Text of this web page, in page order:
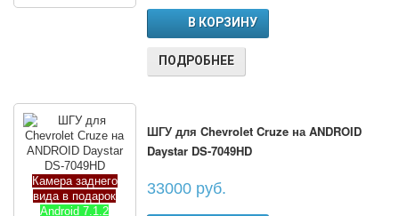
В КОРЗИНУ
ПОДРОБНЕЕ
Камера заднего
вида в подарок
Android 7.1.2
ШГУ для Chevrolet Cruze на ANDROID
Daystar DS-7049HD
33000 руб.